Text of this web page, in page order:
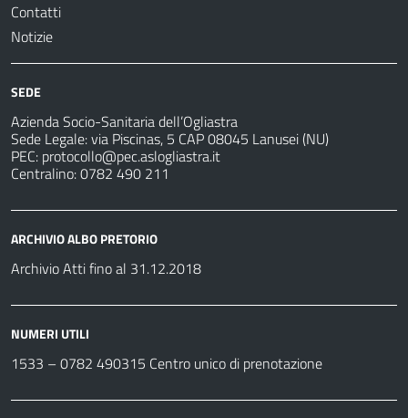
Contatti
Notizie
SEDE
Azienda Socio-Sanitaria dell’Ogliastra
Sede Legale: via Piscinas, 5 CAP 08045 Lanusei (NU)
PEC: protocollo@pec.aslogliastra.it
Centralino: 0782 490 211
ARCHIVIO ALBO PRETORIO
Archivio Atti fino al 31.12.2018
NUMERI UTILI
1533 – 0782 490315 Centro unico di prenotazione